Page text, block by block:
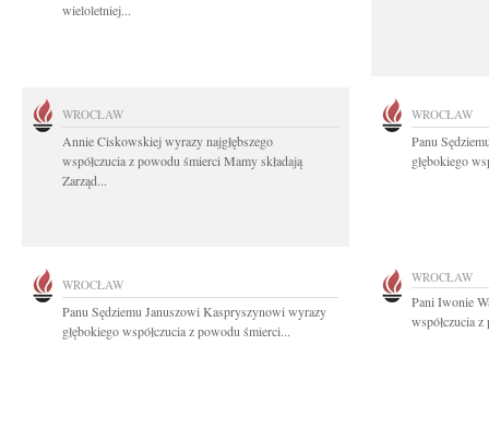
wieloletniej...
WROCŁAW
Annie Ciskowskiej wyrazy najgłębszego
współczucia z powodu śmierci Mamy składają
Zarząd...
WROCŁAW
Panu
głębokiego
WROCŁAW
Panu Sędziemu Januszowi Kaspryszynowi wyrazy
głębokiego współczucia z powodu śmierci...
WROCŁAW
Pani Iwonie
współczucia